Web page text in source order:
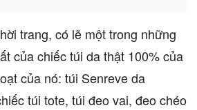
trang, có lẽ một trong những
của chiếc túi da thật 100% của
của nó: túi Senreve da
túi tote, túi đeo vai, đeo chéo